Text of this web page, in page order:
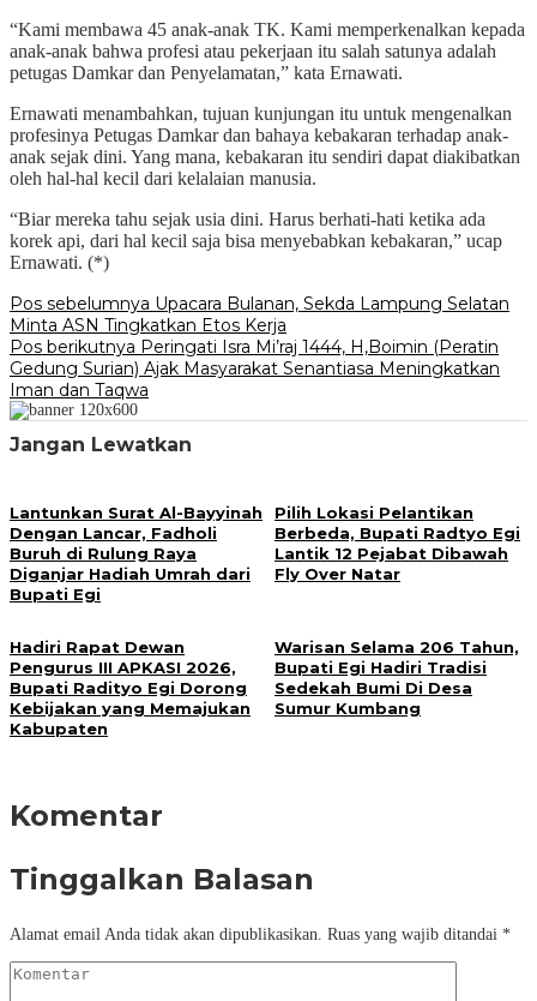
“Kami membawa 45 anak-anak TK. Kami memperkenalkan kepada
anak-anak bahwa profesi atau pekerjaan itu salah satunya adalah
petugas Damkar dan Penyelamatan,” kata Ernawati.
Ernawati menambahkan, tujuan kunjungan itu untuk mengenalkan
profesinya Petugas Damkar dan bahaya kebakaran terhadap anak-
anak sejak dini. Yang mana, kebakaran itu sendiri dapat diakibatkan
oleh hal-hal kecil dari kelalaian manusia.
“Biar mereka tahu sejak usia dini. Harus berhati-hati ketika ada
korek api, dari hal kecil saja bisa menyebabkan kebakaran,” ucap
Ernawati. (*)
Navigasi
pos
Pos sebelumnya Upacara Bulanan, Sekda Lampung Selatan
Minta ASN Tingkatkan Etos Kerja
Pos berikutnya Peringati Isra Mi’raj 1444, H,Boimin (Peratin
Gedung Surian) Ajak Masyarakat Senantiasa Meningkatkan
Iman dan Taqwa
Jangan Lewatkan
Lantunkan Surat Al-Bayyinah
Dengan Lancar, Fadholi
Buruh di Rulung Raya
Diganjar Hadiah Umrah dari
Bupati Egi
Pilih Lokasi Pelantikan
Berbeda, Bupati Radtyo Egi
Lantik 12 Pejabat Dibawah
Fly Over Natar
Hadiri Rapat Dewan
Pengurus III APKASI 2026,
Bupati Radityo Egi Dorong
Kebijakan yang Memajukan
Kabupaten
Warisan Selama 206 Tahun,
Bupati Egi Hadiri Tradisi
Sedekah Bumi Di Desa
Sumur Kumbang
Komentar
Tinggalkan Balasan
Alamat email Anda tidak akan dipublikasikan. Ruas yang wajib ditandai *